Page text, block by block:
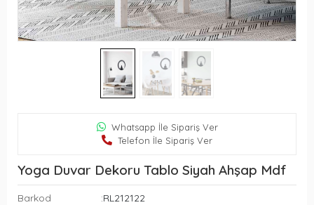
Whatsapp İle Sipariş Ver
Telefon İle Sipariş Ver
Yoga Duvar Dekoru Tablo Siyah Ahşap Mdf
Barkod :RL212122